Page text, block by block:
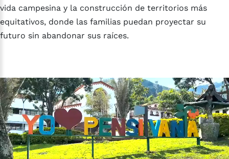
vida campesina y la construcción de territorios más
equitativos, donde las familias puedan proyectar su
futuro sin abandonar sus raíces.